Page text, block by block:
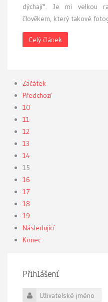
dýchají". Je mi velkou
člověkem, který takové
Celý článek
Začátek
Předchozí
10
11
12
13
14
15
16
17
18
19
Následující
Konec
Přihlášení
Uživatelské jméno